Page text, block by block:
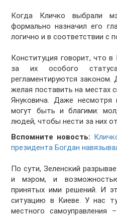
Когда Кличко выбрали
формально назначил его
логично и в соответствии с
Конституция говорит, что
за их особого
регламентируются
желая поставить на местах
Януковича. Даже
могут быть и благими:
людей, чтобы нести за них
Вспомните новость:
президента Богдан
По сути, Зеленский
и мэром, и
принятых ими решений. И
ситуацию в Киеве. У нас
местного самоуправления